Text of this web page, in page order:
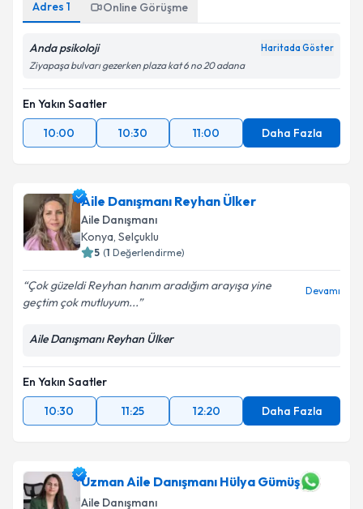
Adres 1 Online Görüşme
Anda psikoloji
Ziyapaşa bulvarı gezerken plaza kat 6 no 20 adana
En Yakın Saatler
10:00
10:30 11:00 Daha Fazla
Aile Danışmanı Reyhan Ülker
Aile Danışmanı
Konya,Selçuklu
( Değerlendirme)
Çok güzeldi Reyhan hanım aradığım arayışa yine
geçtim çok mutluyum...
Aile Danışmanı Reyhan Ülker
En Yakın Saatler
10:30
11:25 12:20 Daha Fazla
Uzman Aile Danışmanı Hülya Gümüş